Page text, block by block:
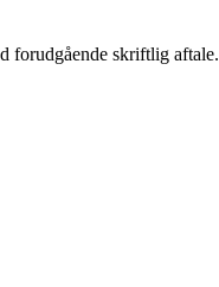
forudgående skriftlig aftale.